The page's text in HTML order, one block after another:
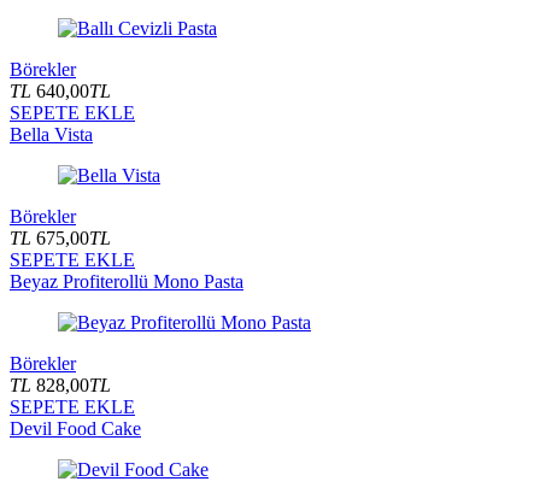
Börekler
TL 640,00TL
SEPETE EKLE
Bella Vista
Börekler
TL 675,00TL
SEPETE EKLE
Beyaz Profiterollü Mono Pasta
Börekler
TL 828,00TL
SEPETE EKLE
Devil Food Cake